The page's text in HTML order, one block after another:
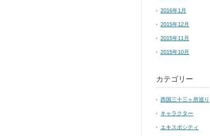
2016年1月
2015年12月
2015年11月
2015年10月
カテゴリー
西国三十三ヶ所巡り
キャラクター
エキスポシティ